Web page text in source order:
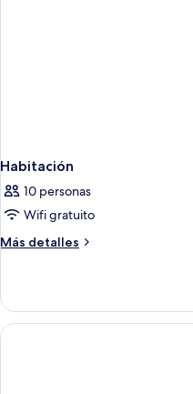
Habitación
10 personas
Wifi gratuito
Más detalles
Más